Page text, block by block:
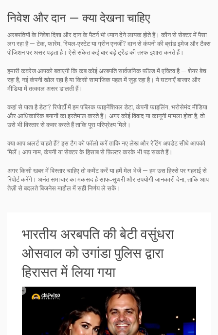
निवेश और दान — क्या देखना चाहिए
अरबपतियों के निवेश दिशा और दान के पैटर्न भी ध्यान देने लायक होते हैं। कौन से सेक्टर में पैसा
लग रहा है — टेक, फारेम, रियल‑एस्टेट या ग्रीन एनर्जी? दान से कंपनी की ब्रांड इमेज और टैक्स
पोजिशन पर असर पड़ता है। ऐसे संकेत कई बार बड़े ट्रेंड की तरफ इशारा करते हैं।
हमारी कवरेज आपको बताएगी कि कब कोई अरबपति सार्वजनिक फ़ील्ड में एक्टिव है — शेयर बेच
रहा है, नई कंपनी खोल रहा है या किसी सामाजिक पहल में जुड़ रहा है। ये घटनाएँ बाजार और
मीडिया में तत्काल असर डालती हैं।
कहां से पाता है डेटा? रिपोर्टों में हम पब्लिक फाइनेंशियल डेटा, कंपनी फाइलिंग, भरोसेमंद मीडिया
और आधिकारिक बयानों का इस्तेमाल करते हैं। अगर कोई विवाद या कानूनी मामला होता है, तो
उसे भी विस्तार से कवर करते हैं ताकि पूरा परिप्रेक्ष्य मिले।
क्या आप अलर्ट चाहते हैं? इस टैग को फॉलो करें ताकि नए लेख और रेटिंग अपडेट सीधे आपको
मिलें। आप नाम, कंपनी या सेक्टर के हिसाब से फ़िल्टर करके भी पढ़ सकते हैं।
अगर किसी खबर में विस्तार चाहिए तो कमेंट करें या हमें मेल भेजें — हम उस हिस्से पर गहराई से
रिपोर्ट करेंगे। अनंत समाचार का मकसद है साफ‑सुथरी और उपयोगी जानकारी देना, ताकि आप
तेज़ी से बदलते बिजनेस माहौल में सही निर्णय ले सकें।
भारतीय अरबपति की बेटी वसुंधरा
ओसवाल को उगांडा पुलिस द्वारा
हिरासत में लिया गया